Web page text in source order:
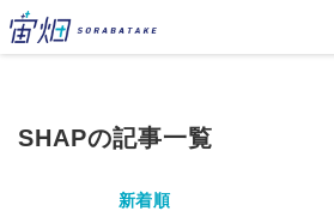
SHAPの記事一覧
新着順